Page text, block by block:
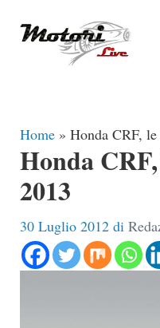
Home » Honda CRF,
Honda
2013
30 Luglio 2012 di